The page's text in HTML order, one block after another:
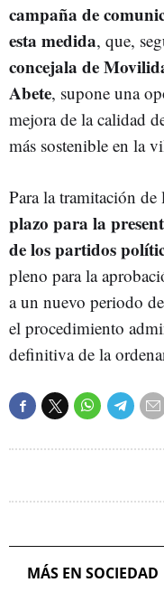
campaña de
esta medida, que,
concejala de
Abete, supone una
mejora de la calidad
más sostenible en la
Para la tramitación de
plazo para la
de los partidos
pleno para la
a un nuevo periodo
el procedimiento
definitiva de la
MÁS EN SOCIEDAD